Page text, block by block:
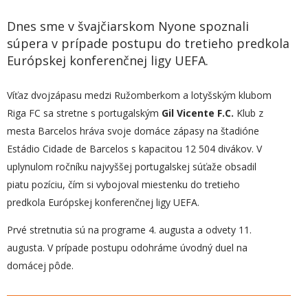
Dnes sme v švajčiarskom Nyone spoznali
súpera v prípade postupu do tretieho predkola
Európskej konferenčnej ligy UEFA.
Víťaz dvojzápasu medzi Ružomberkom a lotyšským klubom
Riga FC sa stretne s portugalským Gil Vicente F.C. Klub z
mesta Barcelos hráva svoje domáce zápasy na štadióne
Estádio Cidade de Barcelos s kapacitou 12 504 divákov. V
uplynulom ročníku najvyššej portugalskej súťaže obsadil
piatu pozíciu, čím si vybojoval miestenku do tretieho
predkola Európskej konferenčnej ligy UEFA.
Prvé stretnutia sú na programe 4. augusta a odvety 11.
augusta. V prípade postupu odohráme úvodný duel na
domácej pôde.